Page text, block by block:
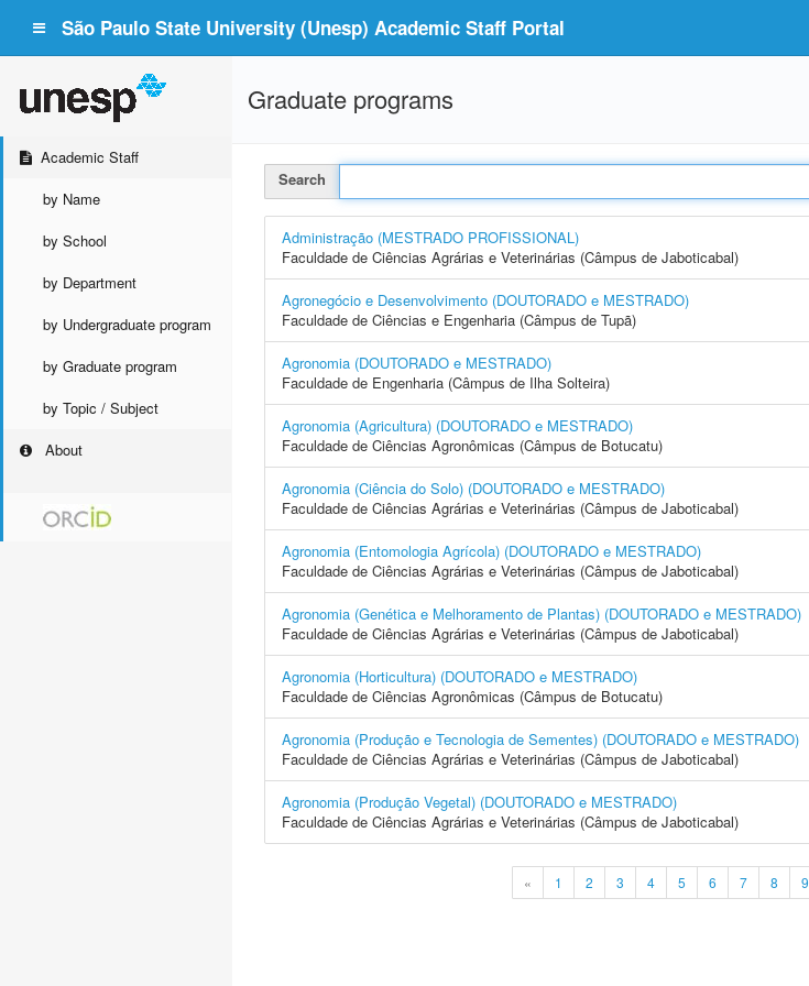
São Paulo State University (Unesp) Academic Staff Portal
Academic Staff
by Name
by School
by Department
by Undergraduate program
by Graduate program
by Topic / Subject
About
Graduate programs
Search
Administração (MESTRADO PROFISSIONAL)
Faculdade de Ciências Agrárias e Veterinárias (Câmpus de Jaboticabal)
Agronegócio e Desenvolvimento (DOUTORADO e MESTRADO)
Faculdade de Ciências e Engenharia (Câmpus de Tupã)
Agronomia (DOUTORADO e MESTRADO)
Faculdade de Engenharia (Câmpus de Ilha Solteira)
Agronomia (Agricultura) (DOUTORADO e MESTRADO)
Faculdade de Ciências Agronômicas (Câmpus de Botucatu)
Agronomia (Ciência do Solo) (DOUTORADO e MESTRADO)
Faculdade de Ciências Agrárias e Veterinárias (Câmpus de Jaboticabal)
Agronomia (Entomologia Agrícola) (DOUTORADO e MESTRADO)
Faculdade de Ciências Agrárias e Veterinárias (Câmpus de Jaboticabal)
Agronomia (Genética e Melhoramento de Plantas) (DOUTORADO e MESTRADO)
Faculdade de Ciências Agrárias e Veterinárias (Câmpus de Jaboticabal)
Agronomia (Horticultura) (DOUTORADO e MESTRADO)
Faculdade de Ciências Agronômicas (Câmpus de Botucatu)
Agronomia (Produção e Tecnologia de Sementes) (DOUTORADO e MESTRADO)
Faculdade de Ciências Agrárias e Veterinárias (Câmpus de Jaboticabal)
Agronomia (Produção Vegetal) (DOUTORADO e MESTRADO)
Faculdade de Ciências Agrárias e Veterinárias (Câmpus de Jaboticabal)
« 1 2 3 4 5 6 7 8 9